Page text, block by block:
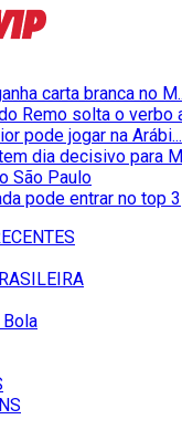
carta branca no
Remo solta o verbo
pode jogar na Arábi...
dia decisivo para
São Paulo
pode entrar no top 3